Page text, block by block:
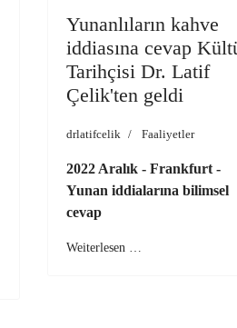
Yunanlıların kahve
iddiasına cevap
Tarihçisi Dr. Latif
Çelik'ten geldi
drlatifcelik Faaliyetler
2022 Aralık - Frankfurt -
Yunan iddialarına bilimsel
cevap
Weiterlesen …